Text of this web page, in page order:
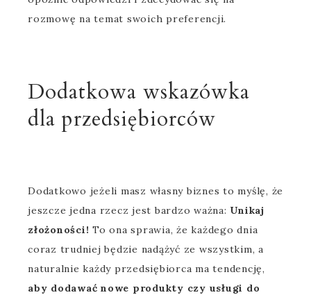
rozmowę na temat swoich preferencji.
Dodatkowa wskazówka
dla przedsiębiorców
Dodatkowo jeżeli masz własny biznes to myślę, że
jeszcze jedna rzecz jest bardzo ważna: Unikaj
złożoności! To ona sprawia, że każdego dnia
coraz trudniej będzie nadążyć ze wszystkim, a
naturalnie każdy przedsiębiorca ma tendencję,
aby dodawać nowe produkty czy usługi do